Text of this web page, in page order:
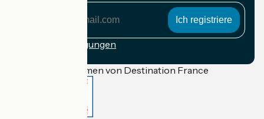
Anmeldebedingungen
Gefördert im Rahmen von Destination France